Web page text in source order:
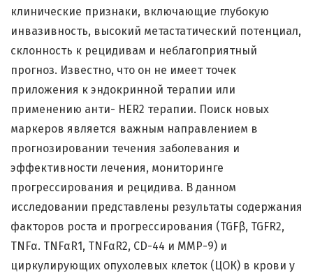
клинические признаки, включающие глубокую
инвазивность, высокий метастатический потенциал,
склонность к рецидивам и неблагоприятный
прогноз. Известно, что он не имеет точек
приложения к эндокринной терапии или
применению анти- HER2 терапии. Поиск новых
маркеров является важным направлением в
прогнозировании течения заболевания и
эффективности лечения, мониторинге
прогрессирования и рецидива. В данном
исследовании представлены результаты содержания
факторов роста и прогрессирования (TGFβ, TGFR2,
TNFα. TNFαR1, TNFαR2, CD-44 и ММР-9) и
циркулирующих опухолевых клеток (ЦОК) в крови у